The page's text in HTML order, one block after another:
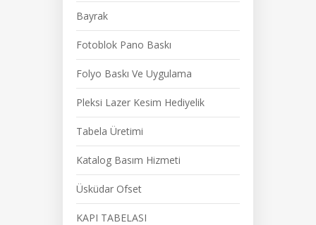
Bayrak
Fotoblok Pano Baskı
Folyo Baskı Ve Uygulama
Pleksi Lazer Kesim Hediyelik
Tabela Üretimi
Katalog Basım Hizmeti
Üsküdar Ofset
KAPI TABELASI